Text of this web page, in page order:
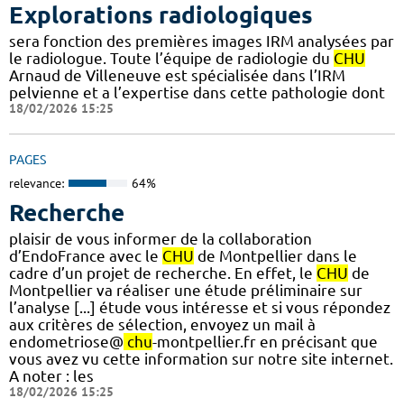
Explorations radiologiques
sera fonction des premières images IRM analysées par
le radiologue. Toute l’équipe de radiologie du CHU
Arnaud de Villeneuve est spécialisée dans l’IRM
pelvienne et a l’expertise dans cette pathologie dont
18/02/2026 15:25
PAGES
relevance: 64%
Recherche
plaisir de vous informer de la collaboration
d’EndoFrance avec le CHU de Montpellier dans le
cadre d’un projet de recherche. En effet, le CHU de
Montpellier va réaliser une étude préliminaire sur
l’analyse [...] étude vous intéresse et si vous répondez
aux critères de sélection, envoyez un mail à
endometriose@ chu-montpellier.fr en précisant que
vous avez vu cette information sur notre site internet.
A noter : les
18/02/2026 15:25